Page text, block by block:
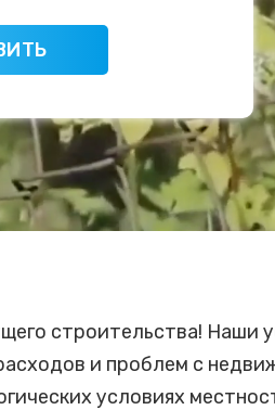
строительства! Наши
и проблем с
условиях